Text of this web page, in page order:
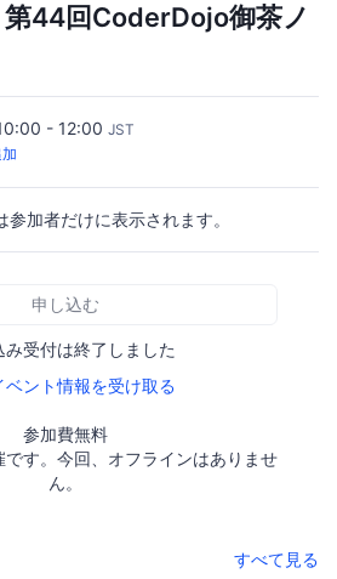
第44回CoderDojo御茶ノ
- 12:00 JST
参加者だけに表示されます。
申し込む
み受付は終了しました
ベント情報を受け取る
参加費無料
です。今回、オフラインはありませ
ん。
すべて見る